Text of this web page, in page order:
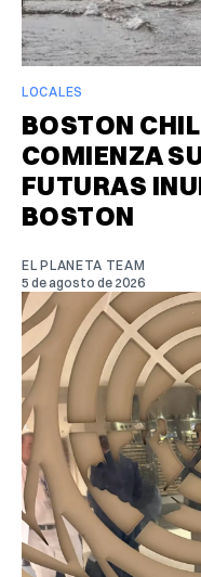
LOCALES
BOSTON
COMIENZA
FUTURAS
BOSTON
EL PLANETA TEAM
5 de agosto de 2026